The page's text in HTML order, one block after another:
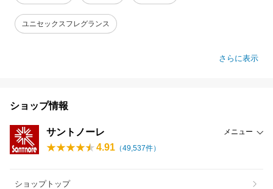
ユニセックスフレグランス
さらに表示
ショップ情報
サントノーレ メニュー
4.91 （49,537件）
ショップトップ